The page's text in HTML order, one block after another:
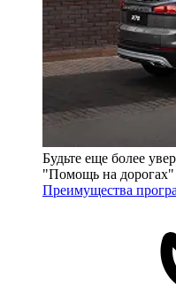
Будьте еще более
"Помощь на дорогах"
Преимущества